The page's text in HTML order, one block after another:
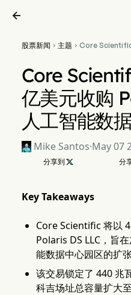

股票新闻  主题  Core Scientific
Core
亿美元收购
人工智能数
Mike Santos·May 07
分享到  分
Key Takeaways
Core Scientific 将以
Polaris DS LLC，旨
能数据中心园区的扩张
该交易锁定了 440 兆
科吉场址总容量扩大